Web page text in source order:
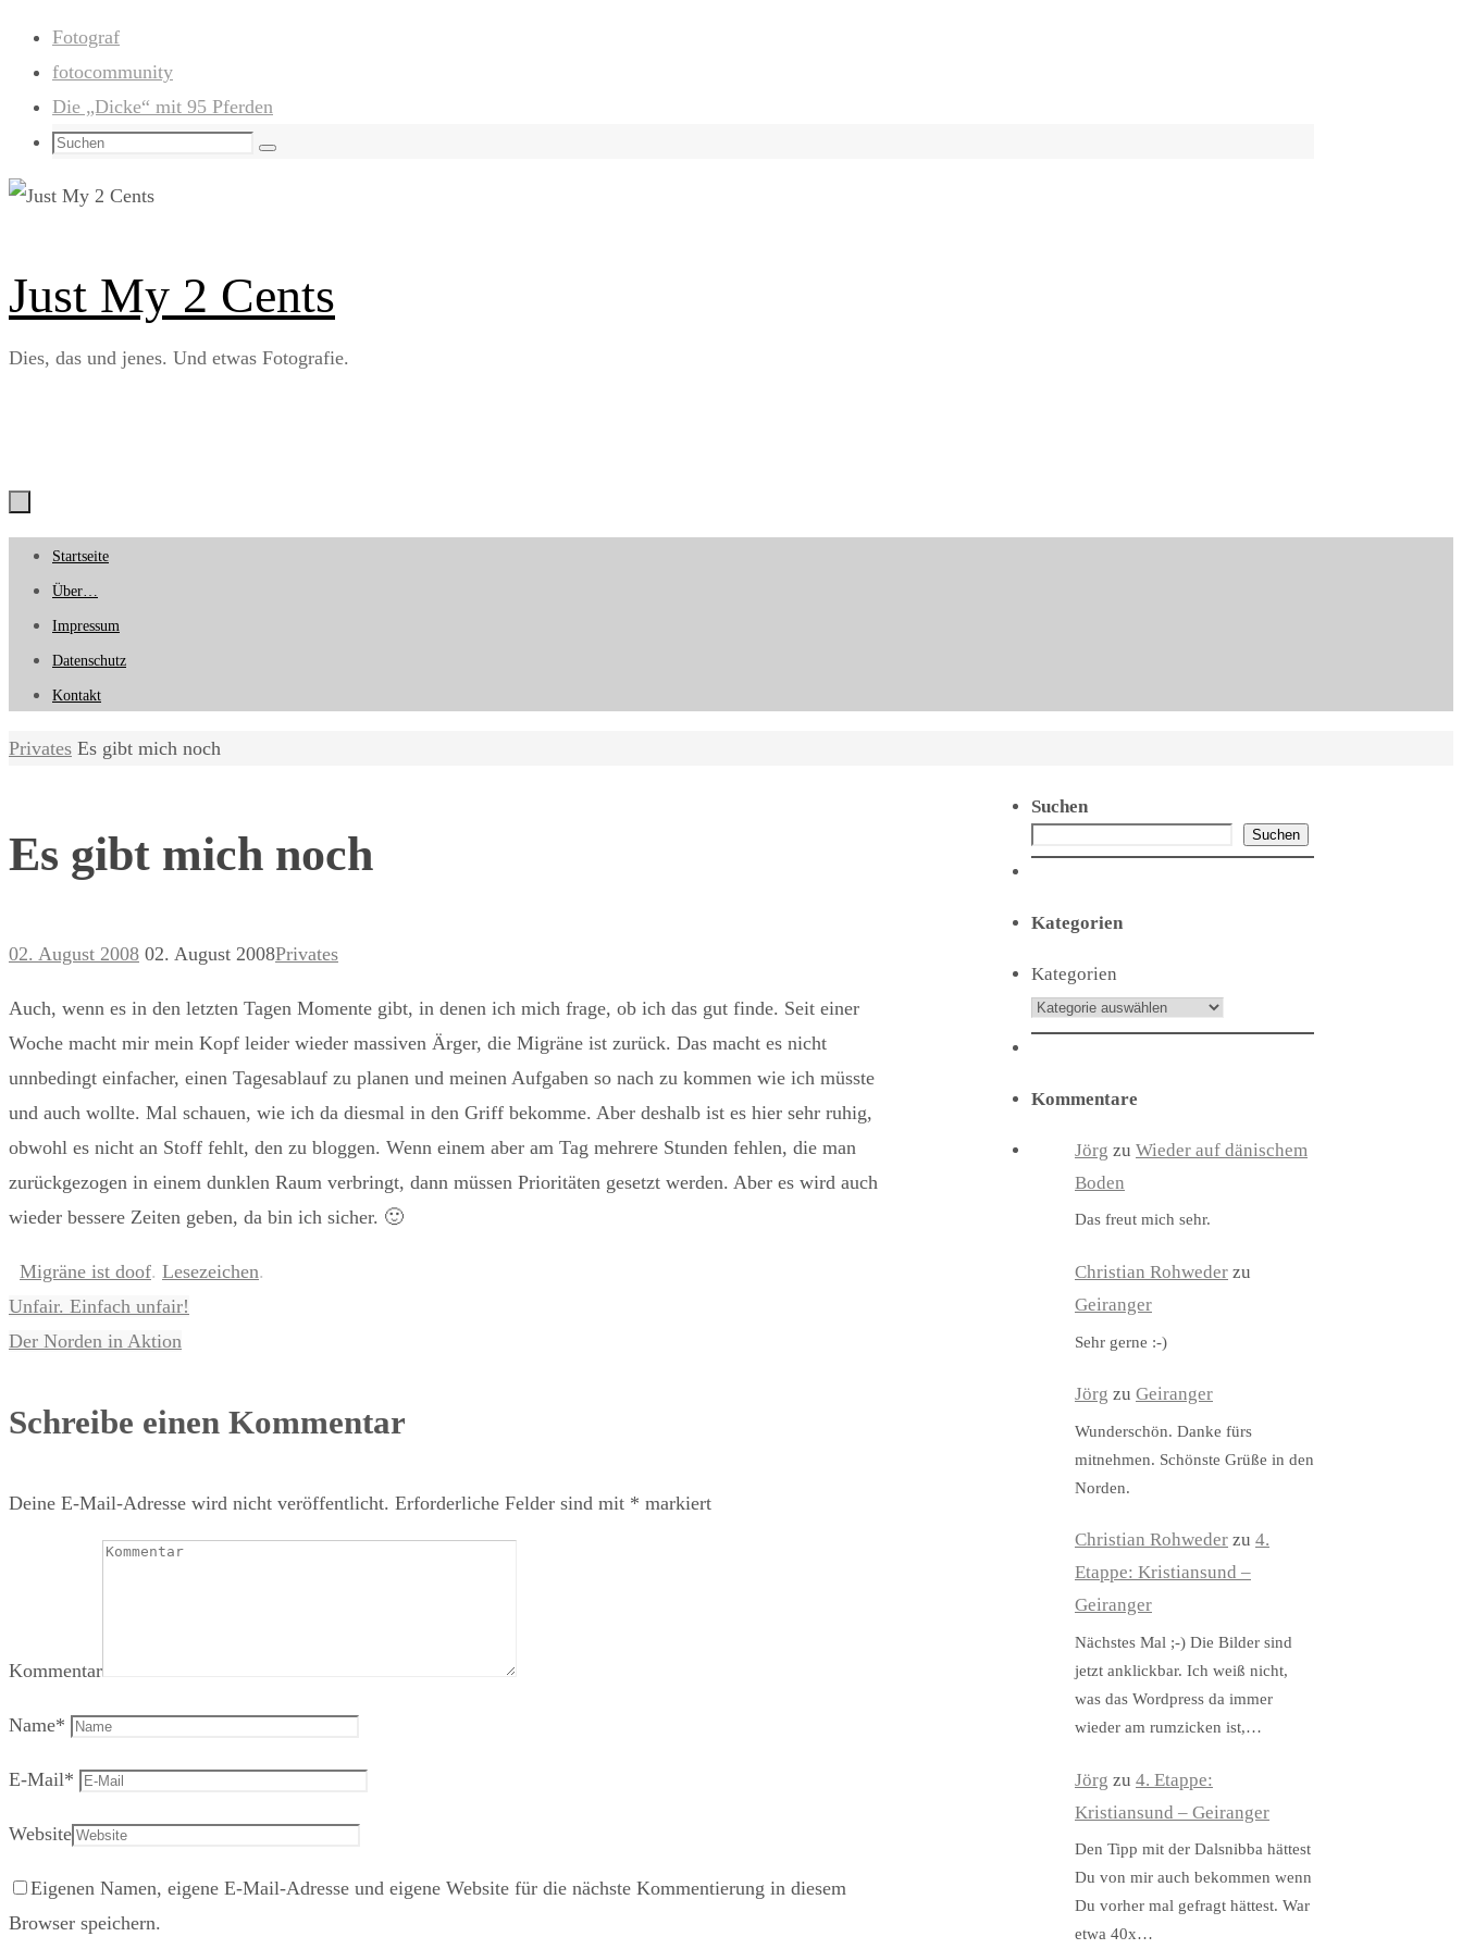
Zum
Inhalt
springen
Fotograf
fotocommunity
Die „Dicke“ mit 95 Pferden
Suchen
Suchen
Just My 2 Cents
Dies, das und jenes. Und etwas Fotografie.
Zum
Inhalt
springen
Startseite
Über…
Impressum
Datenschutz
Kontakt
Start
Privates Es gibt mich noch
Es gibt mich noch
02. August 2008 02. August 2008Privates
Auch, wenn es in den letzten Tagen Momente gibt, in denen ich mich frage, ob ich das gut finde. Seit einer
Woche macht mir mein Kopf leider wieder massiven Ärger, die Migräne ist zurück. Das macht es nicht
unnbedingt einfacher, einen Tagesablauf zu planen und meinen Aufgaben so nach zu kommen wie ich müsste
und auch wollte. Mal schauen, wie ich da diesmal in den Griff bekomme. Aber deshalb ist es hier sehr ruhig,
obwohl es nicht an Stoff fehlt, den zu bloggen. Wenn einem aber am Tag mehrere Stunden fehlen, die man
zurückgezogen in einem dunklen Raum verbringt, dann müssen Prioritäten gesetzt werden. Aber es wird auch
wieder bessere Zeiten geben, da bin ich sicher. 🙂
Migräne ist doof. Lesezeichen.
Unfair. Einfach unfair!
Der Norden in Aktion
Schreibe einen Kommentar
Deine E-Mail-Adresse wird nicht veröffentlicht. Erforderliche Felder sind mit * markiert
Kommentar
Name*
E-Mail*
Website
Eigenen Namen, eigene E-Mail-Adresse und eigene Website für die nächste Kommentierung in diesem
Browser speichern.
Suchen
Suchen
Kategorien
Kategorien
Kommentare
Jörg zu Wieder auf dänischem
Boden
Das freut mich sehr.
Christian Rohweder zu
Geiranger
Sehr gerne :-)
Jörg zu Geiranger
Wunderschön. Danke fürs
mitnehmen. Schönste Grüße in den
Norden.
Christian Rohweder zu 4.
Etappe: Kristiansund –
Geiranger
Nächstes Mal ;-) Die Bilder sind
jetzt anklickbar. Ich weiß nicht,
was das Wordpress da immer
wieder am rumzicken ist,…
Jörg zu 4. Etappe:
Kristiansund – Geiranger
Den Tipp mit der Dalsnibba hättest
Du von mir auch bekommen wenn
Du vorher mal gefragt hättest. War
etwa 40x…